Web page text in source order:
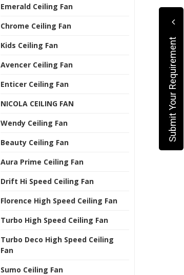
Emerald Ceiling Fan
Chrome Ceiling Fan
Kids Ceiling Fan
Avencer Ceiling Fan
Enticer Ceiling Fan
NICOLA CEILING FAN
Wendy Ceiling Fan
Beauty Ceiling Fan
Aura Prime Ceiling Fan
Drift Hi Speed Ceiling Fan
Florence High Speed Ceiling Fan
Turbo High Speed Ceiling Fan
Turbo Deco High Speed Ceiling
Fan
Sumo Ceiling Fan
Submit Your Requirement